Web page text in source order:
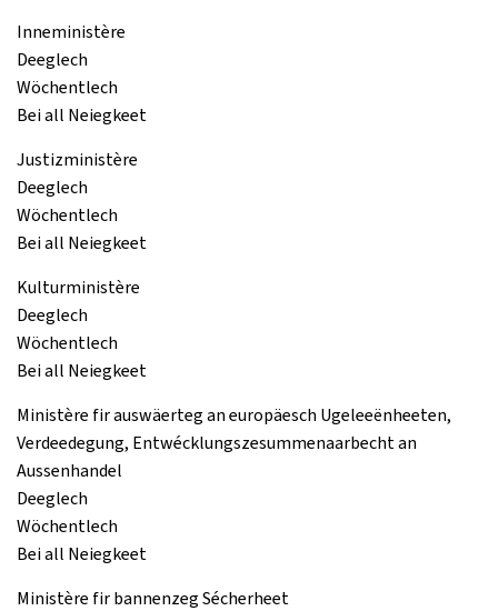
Inneministère
Deeglech
Wöchentlech
Bei all Neiegkeet
Justizministère
Deeglech
Wöchentlech
Bei all Neiegkeet
Kulturministère
Deeglech
Wöchentlech
Bei all Neiegkeet
Ministère fir auswäerteg an europäesch Ugeleeënheeten,
Verdeedegung, Entwécklungszesummenaarbecht an
Aussenhandel
Deeglech
Wöchentlech
Bei all Neiegkeet
Ministère fir bannenzeg Sécherheet